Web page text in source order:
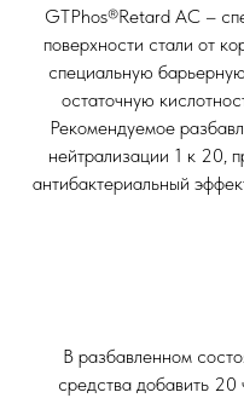
GTPhos®Retard АС –
поверхности стали от
специальную
остаточную
Рекомендуемое
нейтрализации 1 к 20,
антибактериальный
В разбавленном
средства добавить 20